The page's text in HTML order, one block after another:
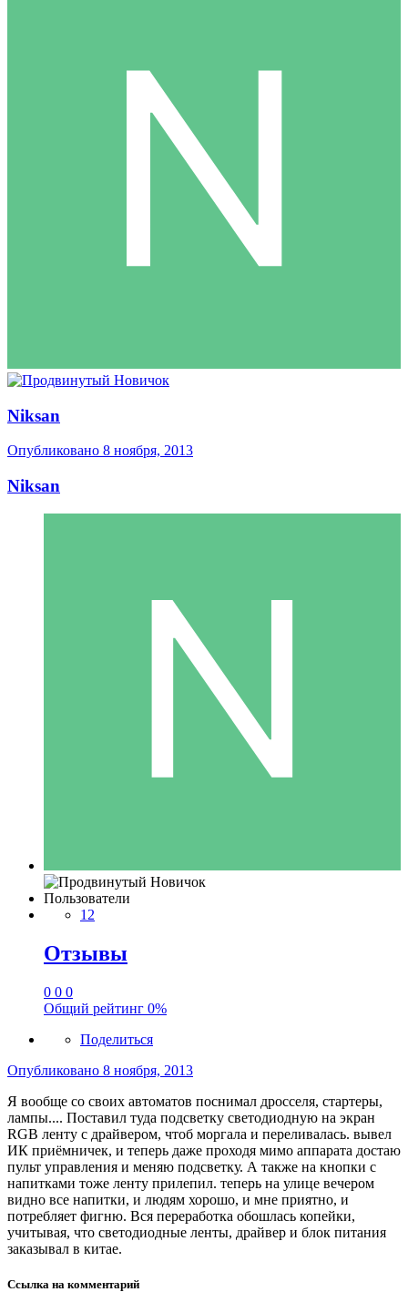
Niksan
Опубликовано 8 ноября, 2013
Niksan
Пользователи
12
Отзывы
0 0 0
Общий рейтинг 0%
Поделиться
Опубликовано 8 ноября, 2013
Я вообще со своих автоматов поснимал дросселя, стартеры,
лампы.... Поставил туда подсветку светодиодную на экран
RGB ленту с драйвером, чтоб моргала и переливалась. вывел
ИК приёмничек, и теперь даже проходя мимо аппарата достаю
пульт управления и меняю подсветку. А также на кнопки с
напитками тоже ленту прилепил. теперь на улице вечером
видно все напитки, и людям хорошо, и мне приятно, и
потребляет фигню. Вся переработка обошлась копейки,
учитывая, что светодиодные ленты, драйвер и блок питания
заказывал в китае.
Ссылка на комментарий